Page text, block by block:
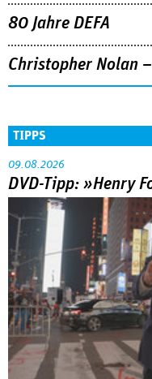
80 Jahre DEFA
Christopher Nolan
TIPPS
09.08.2026
DVD-Tipp: »Henry